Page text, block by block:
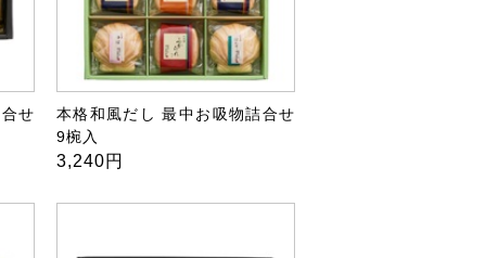
せ
本格和風だし 最中お吸物詰合せ
9椀入
3,240円